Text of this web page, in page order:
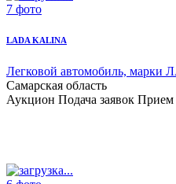
7 фото
LADA KALINA
Легковой автомобиль, марки
Самарская область
Аукцион Подача заявок Прием